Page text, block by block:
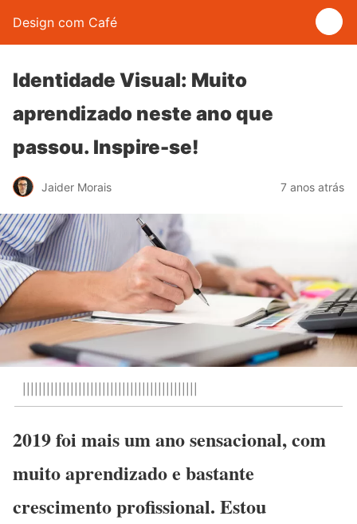
Design com Café
Identidade Visual: Muito
aprendizado neste ano que
passou. Inspire-se!
Jaider Morais 7 anos atrás
2019 foi mais um ano sensacional, com
muito aprendizado e bastante
crescimento profissional. Estou